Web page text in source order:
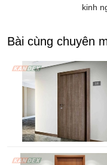
kinh
Bài cùng chuyên